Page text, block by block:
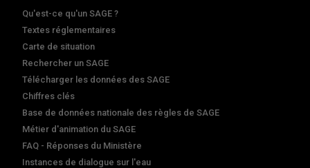
Qu'est-ce qu'un SAGE ?
Textes réglementaires
Carte de situation
Rechercher un SAGE
Télécharger les données des SAGE
Chiffres clés
Base de données nationale des règles de SAGE
Métier d'animation du SAGE
FAQ - Réponses du Ministère
Instances de dialogue sur l'eau